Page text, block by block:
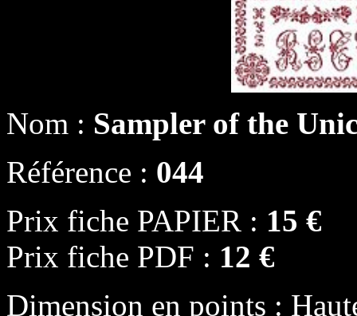
Nom : Sampler of the
Référence : 044
Prix fiche PAPIER : 15 €
Prix fiche PDF : 12 €
Dimension en points :